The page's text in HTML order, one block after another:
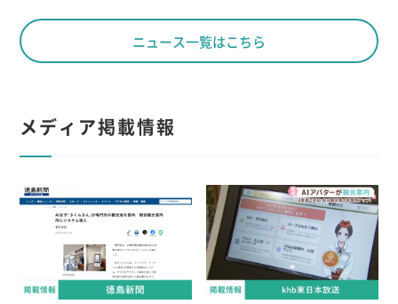
ニュース一覧はこちら
メディア掲載情報